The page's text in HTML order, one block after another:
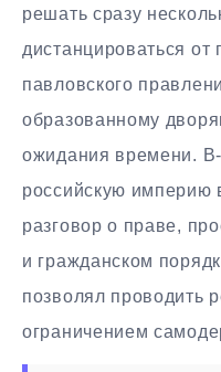
решать сразу
дистанцироваться от
павловского
образованному
ожидания времени. В-
российскую империю
разговор о праве,
и гражданском
позволял проводить
ограничением